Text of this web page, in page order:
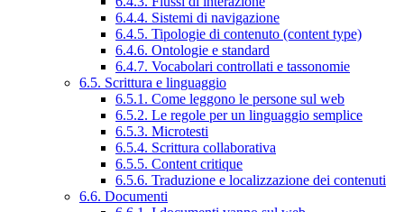
6.4.4. Sistemi di navigazione
6.4.5. Tipologie di contenuto (content type)
6.4.6. Ontologie e standard
6.4.7. Vocabolari controllati e tassonomie
6.5. Scrittura e linguaggio
6.5.1. Come leggono le persone sul web
6.5.2. Le regole per un linguaggio semplice
6.5.3. Microtesti
6.5.4. Scrittura collaborativa
6.5.5. Content critique
6.5.6. Traduzione e localizzazione dei contenuti
6.6. Documenti